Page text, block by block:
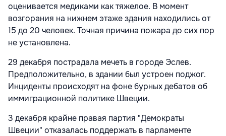
оценивается медиками как тяжелое. В момент
возгорания на нижнем этаже здания находились от
15 до 20 человек. Точная причина пожара до сих пор
не установлена.
29 декабря пострадала мечеть в городе Эслев.
Предположительно, в здании был устроен поджог.
Инциденты происходят на фоне бурных дебатов об
иммиграционной политике Швеции.
3 декабря крайне правая партия "Демократы
Швеции" отказалась поддержать в парламенте